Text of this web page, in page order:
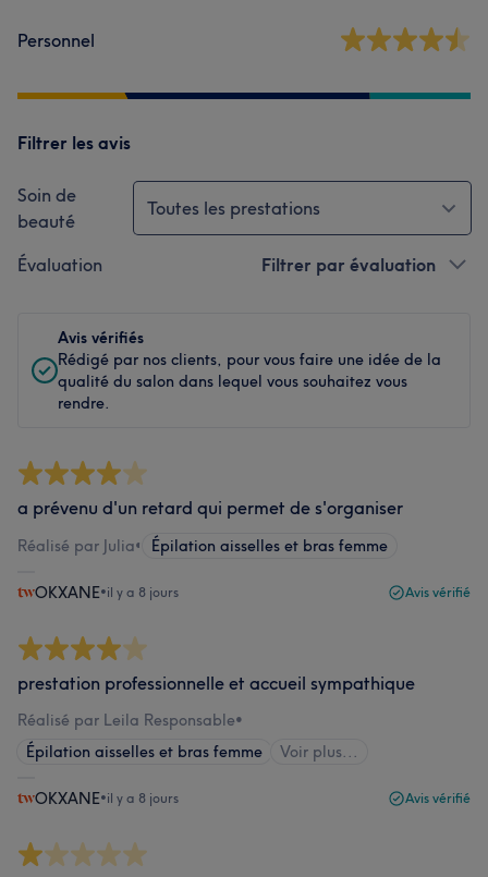
Personnel
Filtrer les avis
Soin de
beauté
Toutes les prestations
Évaluation Filtrer par évaluation
Avis vérifiés
Rédigé par nos clients, pour vous faire une idée de la
qualité du salon dans lequel vous souhaitez vous
rendre.
a prévenu d'un retard qui permet de s'organiser
Réalisé par Julia• Épilation aisselles et bras femme
OKXANE•il y a 8 jours Avis vérifié
prestation professionnelle et accueil sympathique
Réalisé par Leila Responsable•
Épilation aisselles et bras femme
Voir plus...
OKXANE•il y a 8 jours Avis vérifié